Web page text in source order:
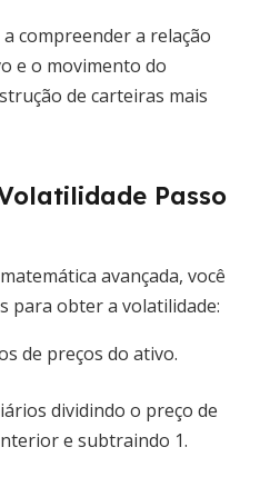
compreender a relação
e o movimento do
de carteiras mais
Passo
avançada, você
para obter a volatilidade:
de preços do ativo.
dividindo o preço de
e subtraindo 1.